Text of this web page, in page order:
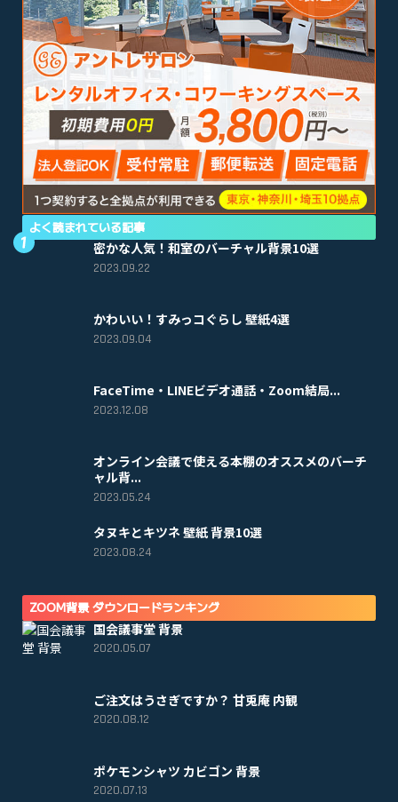
よく読まれている記事
密かな人気！和室のバーチャル背景10選
2023.09.22
かわいい！すみっコぐらし 壁紙4選
2023.09.04
FaceTime・LINEビデオ通話・Zoom結局...
2023.12.08
オンライン会議で使える本棚のオススメのバーチ
ャル背...
2023.05.24
タヌキとキツネ 壁紙 背景10選
2023.08.24
ZOOM背景 ダウンロードランキング
国会議事堂 背景
2020.05.07
ご注文はうさぎですか？ 甘兎庵 内観
2020.08.12
ポケモンシャツ カビゴン 背景
2020.07.13